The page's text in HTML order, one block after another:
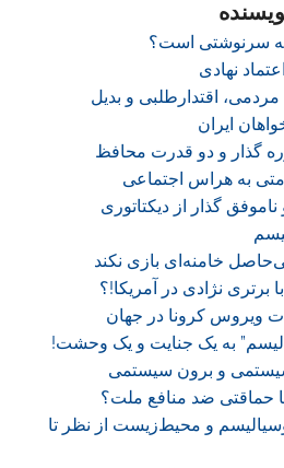
چه سرنوشتی است؟
نهادی
اقتدارطلبی و بدیل
ایران
گذار و دو قدرت محافظ
به هراس اجتماعی
گذار از دیکتاتوری
خامنه‌ای بازی نکند
برتری نژادی در آمریکا!؟
ویروس کرونا در جهان
به یک جنایت و یک وحشت!
و برون سیستمی
حماقتی ضد منافع ملت؟
و محیط‌زیست از نظر تا